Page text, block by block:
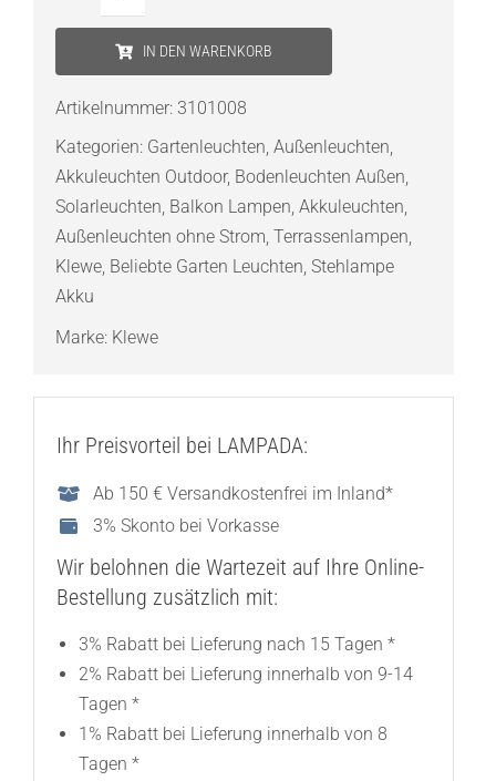
Menge
IN DEN WARENKORB
Artikelnummer: 3101008
Kategorien: Gartenleuchten, Außenleuchten,
Akkuleuchten Outdoor, Bodenleuchten Außen,
Solarleuchten, Balkon Lampen, Akkuleuchten,
Außenleuchten ohne Strom, Terrassenlampen,
Klewe, Beliebte Garten Leuchten, Stehlampe
Akku
Marke: Klewe
Ihr Preisvorteil bei LAMPADA:
Ab 150 € Versandkostenfrei im Inland*
3% Skonto bei Vorkasse
Wir belohnen die Wartezeit auf Ihre Online-
Bestellung zusätzlich mit:
3% Rabatt bei Lieferung nach 15 Tagen *
2% Rabatt bei Lieferung innerhalb von 9-14
Tagen *
1% Rabatt bei Lieferung innerhalb von 8
Tagen *